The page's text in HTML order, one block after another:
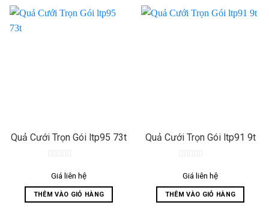
Quả Cưới Trọn Gói ltp95 73t
out
5
Giá liên hệ
THÊM VÀO GIỎ HÀNG
Quả Cưới Trọn Gói ltp91 9t
out
5
Giá liên hệ
THÊM VÀO GIỎ HÀNG